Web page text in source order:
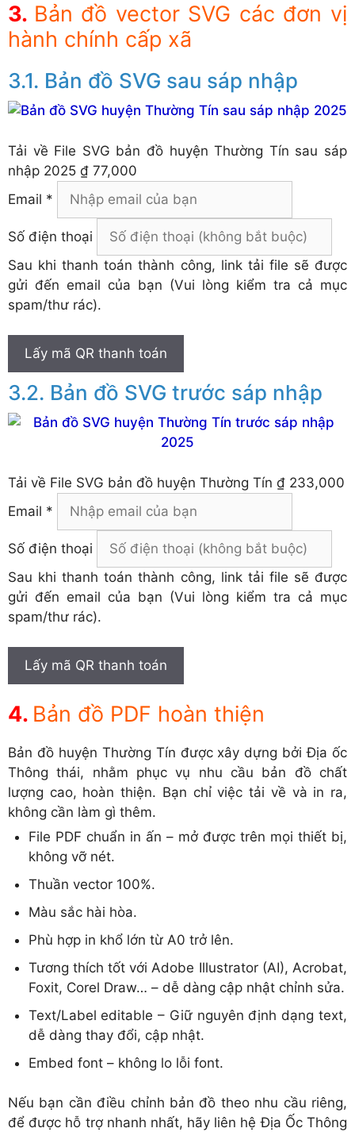
Bản đồ vector SVG các đơn vị
hành chính cấp xã
Bản đồ SVG sau sáp nhập
Tải về File SVG bản đồ huyện Thường Tín sau sáp
nhập 2025 ₫ 77,000
Email *
Số điện thoại
Sau khi thanh toán thành công, link tải file sẽ được
gửi đến email của bạn (Vui lòng kiểm tra cả mục
spam/thư rác).
Lấy mã QR thanh toán
Bản đồ SVG trước sáp nhập
Tải về File SVG bản đồ huyện Thường Tín ₫ 233,000
Email *
Số điện thoại
Sau khi thanh toán thành công, link tải file sẽ được
gửi đến email của bạn (Vui lòng kiểm tra cả mục
spam/thư rác).
Lấy mã QR thanh toán
Bản đồ PDF hoàn thiện
Bản đồ huyện Thường Tín được xây dựng bởi Địa ốc
Thông thái, nhằm phục vụ nhu cầu bản đồ chất
lượng cao, hoàn thiện. Bạn chỉ việc tải về và in ra,
không cần làm gì thêm.
File PDF chuẩn in ấn – mở được trên mọi thiết bị,
không vỡ nét.
Thuần vector 100%.
Màu sắc hài hòa.
Phù hợp in khổ lớn từ A0 trở lên.
Tương thích tốt với Adobe Illustrator (AI), Acrobat,
Foxit, Corel Draw… – dễ dàng cập nhật chỉnh sửa.
Text/Label editable – Giữ nguyên định dạng text,
dễ dàng thay đổi, cập nhật.
Embed font – không lo lỗi font.
Nếu bạn cần điều chỉnh bản đồ theo nhu cầu riêng,
để được hỗ trợ nhanh nhất, hãy liên hệ Địa Ốc Thông